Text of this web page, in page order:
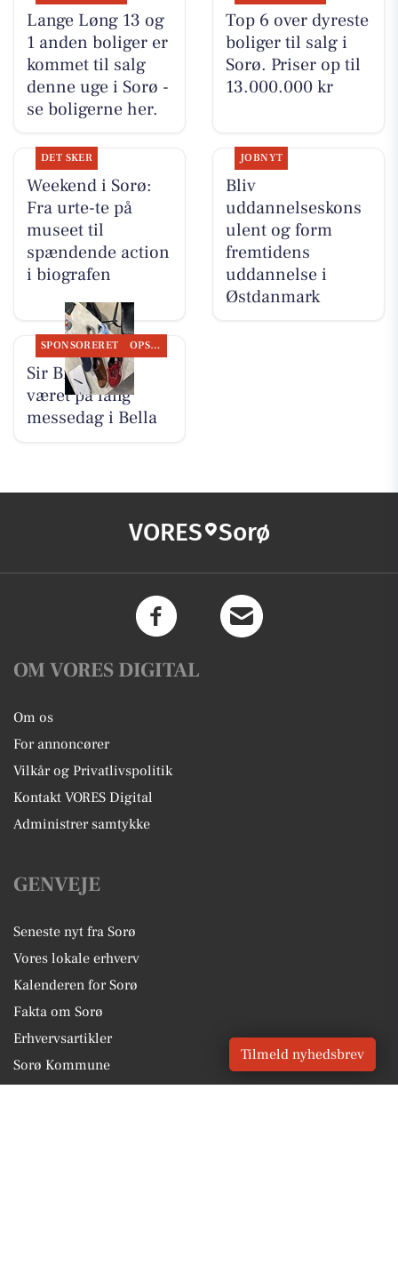
Lange Løng 13 og
1 anden boliger er
kommet til salg
denne uge i Sorø -
se boligerne her.
Top 6 over dyreste
boliger til salg i
Sorø. Priser op til
13.000.000 kr
DET SKER
Weekend i Sorø:
Fra urte-te på
museet til
spændende action
i biografen
JOBNYT
Bliv
uddannelseskons
ulent og form
fremtidens
uddannelse i
Østdanmark
SPONSORERET OPSLAGSTAVLEN
Sir Brian har
været på lang
messedag i Bella
VORES Sorø
OM VORES DIGITAL
Om os
For annoncører
Vilkår og Privatlivspolitik
Kontakt VORES Digital
Administrer samtykke
GENVEJE
Seneste nyt fra Sorø
Vores lokale erhverv
Kalenderen for Sorø
Fakta om Sorø
Erhvervsartikler
Sorø Kommune
Tilmeld nyhedsbrev